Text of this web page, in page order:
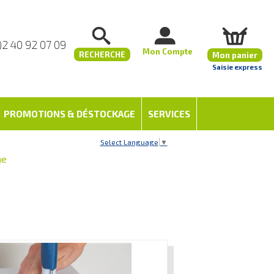
40 92 07 09
RECHERCHE Mon Compte Mon panier
Saisie express
PROMOTIONS & DÉSTOCKAGE SERVICES
Select Language ▼